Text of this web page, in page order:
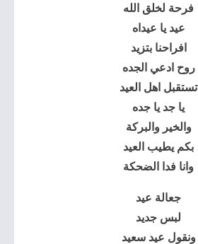
فرحة لخلق الله
عيد يا عيداه
افراحنا بتزيد
روح ادعي الجده
تستقبل اهل العيد
يا جد يا جده
والخير والبركة
بكم يطيب العيد
وانا فدا الضحكة
جعالة عيد
لبس جديد
ونقول عيد سعيد